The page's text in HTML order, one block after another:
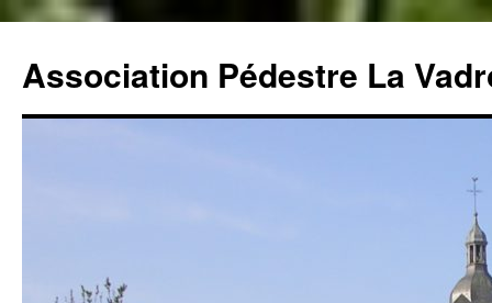
contenu
Association Pédestre La